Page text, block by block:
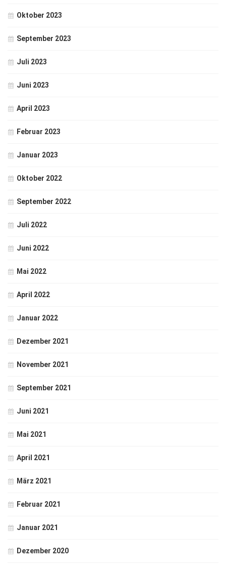
Oktober 2023
September 2023
Juli 2023
Juni 2023
April 2023
Februar 2023
Januar 2023
Oktober 2022
September 2022
Juli 2022
Juni 2022
Mai 2022
April 2022
Januar 2022
Dezember 2021
November 2021
September 2021
Juni 2021
Mai 2021
April 2021
März 2021
Februar 2021
Januar 2021
Dezember 2020